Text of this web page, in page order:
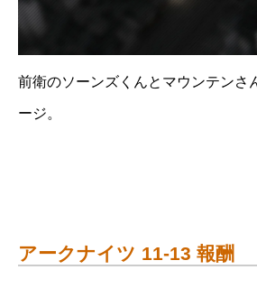
前衛のソーンズくんとマウンテンさ
ージ。
アークナイツ 11-13 報酬